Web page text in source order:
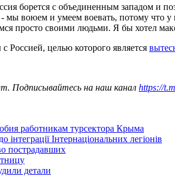
борется с объединенным западом и
- мы воюем и умеем воевать, потому
просто своими людьми. Я бы хотел
Россией, целью которого является
Подписывайтесь на наш канал https://
работникам турсектора Крыма
Інтернаціональних легіонів
пострадавших
детали